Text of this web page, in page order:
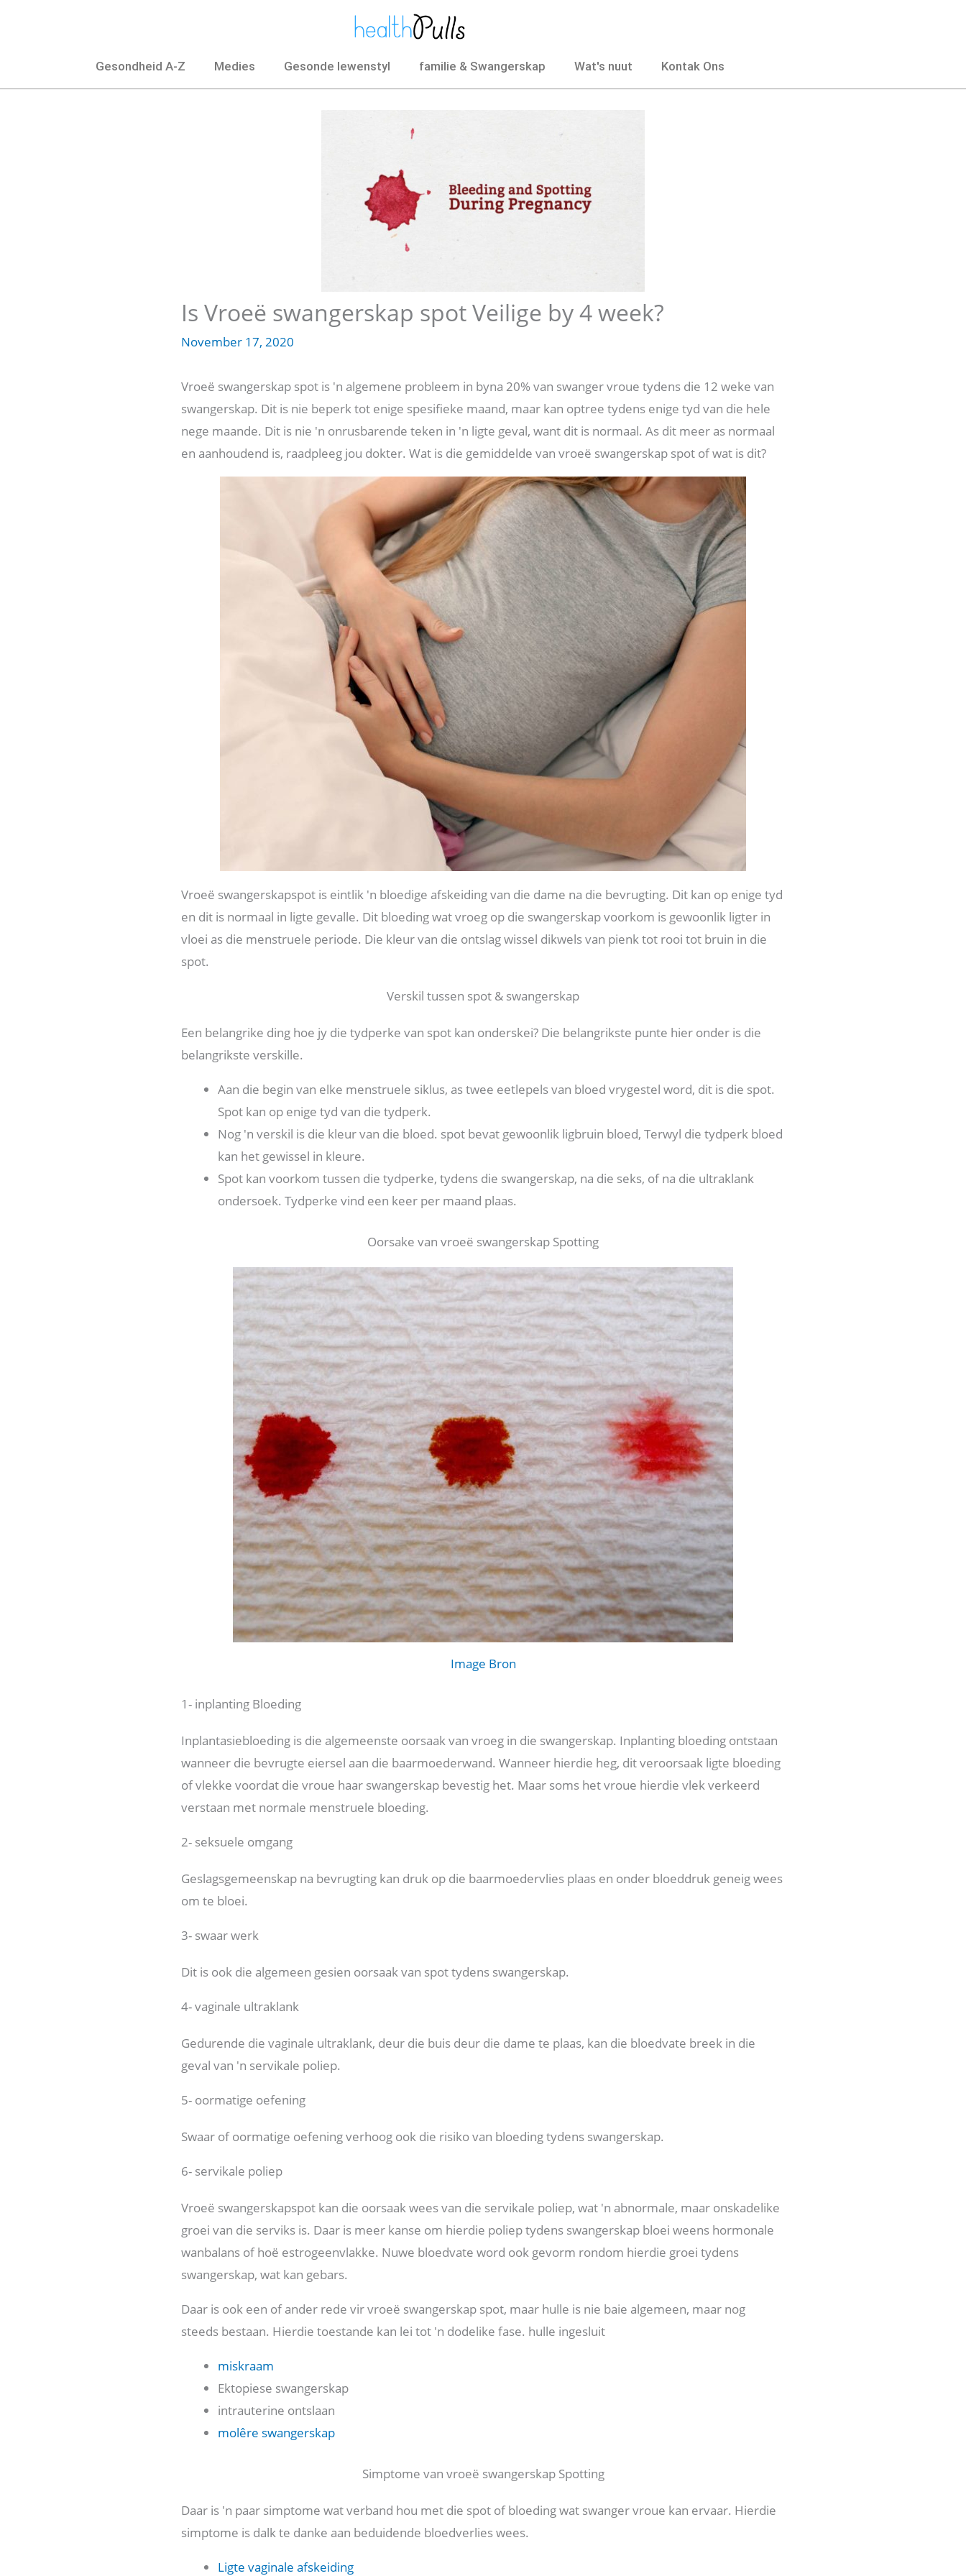
Gesondheid A-Z Medies Gesonde lewenstyl familie & Swangerskap Wat's nuut Kontak Ons
Is Vroeë swangerskap spot Veilige by 4 week?
November 17, 2020
Vroeë swangerskap spot is 'n algemene probleem in byna 20% van swanger vroue tydens die 12 weke van
swangerskap. Dit is nie beperk tot enige spesifieke maand, maar kan optree tydens enige tyd van die hele
nege maande. Dit is nie 'n onrusbarende teken in 'n ligte geval, want dit is normaal. As dit meer as normaal
en aanhoudend is, raadpleeg jou dokter. Wat is die gemiddelde van vroeë swangerskap spot of wat is dit?
Vroeë swangerskapspot is eintlik 'n bloedige afskeiding van die dame na die bevrugting. Dit kan op enige tyd
en dit is normaal in ligte gevalle. Dit bloeding wat vroeg op die swangerskap voorkom is gewoonlik ligter in
vloei as die menstruele periode. Die kleur van die ontslag wissel dikwels van pienk tot rooi tot bruin in die
spot.
Verskil tussen spot & swangerskap
Een belangrike ding hoe jy die tydperke van spot kan onderskei? Die belangrikste punte hier onder is die
belangrikste verskille.
Aan die begin van elke menstruele siklus, as twee eetlepels van bloed vrygestel word, dit is die spot.
Spot kan op enige tyd van die tydperk.
Nog 'n verskil is die kleur van die bloed. spot bevat gewoonlik ligbruin bloed, Terwyl die tydperk bloed
kan het gewissel in kleure.
Spot kan voorkom tussen die tydperke, tydens die swangerskap, na die seks, of na die ultraklank
ondersoek. Tydperke vind een keer per maand plaas.
Oorsake van vroeë swangerskap Spotting
Image Bron
1- inplanting Bloeding
Inplantasiebloeding is die algemeenste oorsaak van vroeg in die swangerskap. Inplanting bloeding ontstaan ​​
wanneer die bevrugte eiersel aan die baarmoederwand. Wanneer hierdie heg, dit veroorsaak ligte bloeding
of vlekke voordat die vroue haar swangerskap bevestig het. Maar soms het vroue hierdie vlek verkeerd
verstaan ​​met normale menstruele bloeding.
2- seksuele omgang
Geslagsgemeenskap na bevrugting kan druk op die baarmoedervlies plaas en onder bloeddruk geneig wees
om te bloei.
3- swaar werk
Dit is ook die algemeen gesien oorsaak van spot tydens swangerskap.
4- vaginale ultraklank
Gedurende die vaginale ultraklank, deur die buis deur die dame te plaas, kan die bloedvate breek in die
geval van 'n servikale poliep.
5- oormatige oefening
Swaar of oormatige oefening verhoog ook die risiko van bloeding tydens swangerskap.
6- servikale poliep
Vroeë swangerskapspot kan die oorsaak wees van die servikale poliep, wat 'n abnormale, maar onskadelike
groei van die serviks is. Daar is meer kanse om hierdie poliep tydens swangerskap bloei weens hormonale
wanbalans of hoë estrogeenvlakke. Nuwe bloedvate word ook gevorm rondom hierdie groei tydens
swangerskap, wat kan gebars.
Daar is ook een of ander rede vir vroeë swangerskap spot, maar hulle is nie baie algemeen, maar nog
steeds bestaan. Hierdie toestande kan lei tot 'n dodelike fase. hulle ingesluit
miskraam
Ektopiese swangerskap
intrauterine ontslaan
molêre swangerskap
Simptome van vroeë swangerskap Spotting
Daar is 'n paar simptome wat verband hou met die spot of bloeding wat swanger vroue kan ervaar. Hierdie
simptome is dalk te danke aan beduidende bloedverlies wees.
Ligte vaginale afskeiding